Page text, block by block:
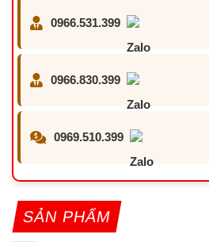
0966.531.399
0966.830.399
0969.510.399
SẢN PHẨM